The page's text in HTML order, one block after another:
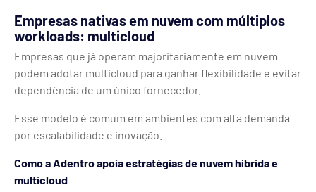
Empresas nativas em nuvem com múltiplos
workloads: multicloud
Empresas que já operam majoritariamente em nuvem
podem adotar multicloud para ganhar flexibilidade e evitar
dependência de um único fornecedor.
Esse modelo é comum em ambientes com alta demanda
por escalabilidade e inovação.
Como a Adentro apoia estratégias de nuvem híbrida e
multicloud